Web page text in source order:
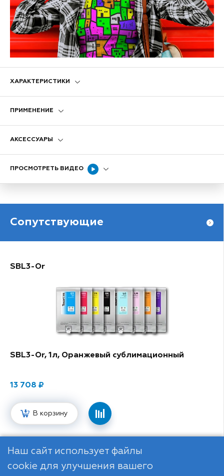
ХАРАКТЕРИСТИКИ
ПРИМЕНЕНИЕ
АКСЕССУАРЫ
ПРОСМОТРЕТЬ ВИДЕО
Сопутствующие
SBL3-Or
SBL3-Or, 1л, Оранжевый сублимационный
13 708
В корзину
Наш сайт использует файлы
cookie для улучшения вашего